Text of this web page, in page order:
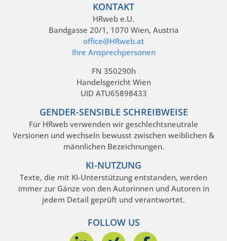
KONTAKT
HRweb e.U.
Bandgasse 20/1, 1070 Wien, Austria
office@HRweb.at
Ihre Ansprechpersonen
FN 350290h
Handelsgericht Wien
UID ATU65898433
GENDER-SENSIBLE SCHREIBWEISE
Für HRweb verwenden wir geschlechtsneutrale
Versionen und wechseln bewusst zwischen weiblichen &
männlichen Bezeichnungen.
KI-NUTZUNG
Texte, die mit KI-Unterstützung entstanden, werden
immer zur Gänze von den Autorinnen und Autoren in
jedem Detail geprüft und verantwortet.
FOLLOW US